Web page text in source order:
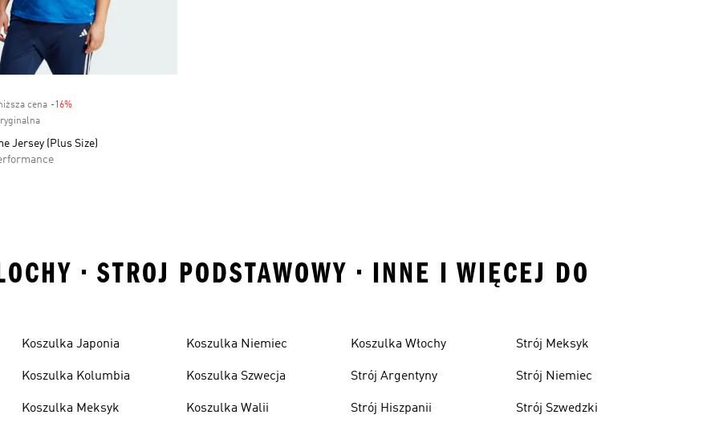
cena -16%Discount
Jersey (Plus Size)
• STROJ PODSTAWOWY • INNE I WIĘCEJ DO
Koszulka Japonia
Koszulka Kolumbia
Koszulka Meksyk
Koszulka Niemiec
Koszulka Szwecja
Koszulka Walii
Koszulka Włochy
Strój Argentyny
Strój Hiszpanii
Strój Meksyk
Strój Niemiec
Strój Szwedzki